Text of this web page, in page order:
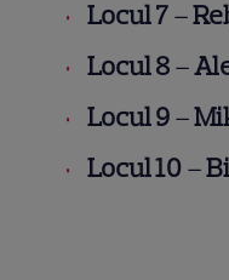
Locul 7–
Locul 8–
Locul 9–
Locul 10–